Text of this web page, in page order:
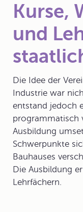
Kurse,
und
Die Idee der
Industrie war
entstand jedoch
programmatisch
Ausbildung
Schwerpunkte
Bauhauses
Die Ausbildung
Lehrfächern.